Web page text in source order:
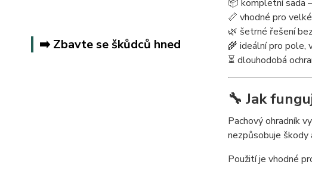
➡️ Zbavte se škůdců hned
📦 kompletní sada
📏 vhodné pro
🌿 šetrné řešení
🌾 ideální pro pole,
⏳ dlouhodobá
🔧 Jak
Pachový ohradník
nezpůsobuje škody
Použití je vhodné